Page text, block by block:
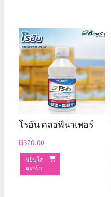
โรฮัน คลอฟีนาเพอร์
฿370.00
หยิบใส่
ตะกร้า